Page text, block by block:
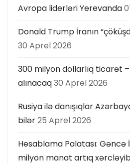
Avropa liderləri Yerevanda
Donald Trump İranın
30 Aprel 2026
300 milyon dollarlıq ticarət
alınacaq30 Aprel 2026
Rusiya ilə danışıqlar
bilər25 Aprel 2026
Hesablama Palatası: Gəncə
milyon manat artıq